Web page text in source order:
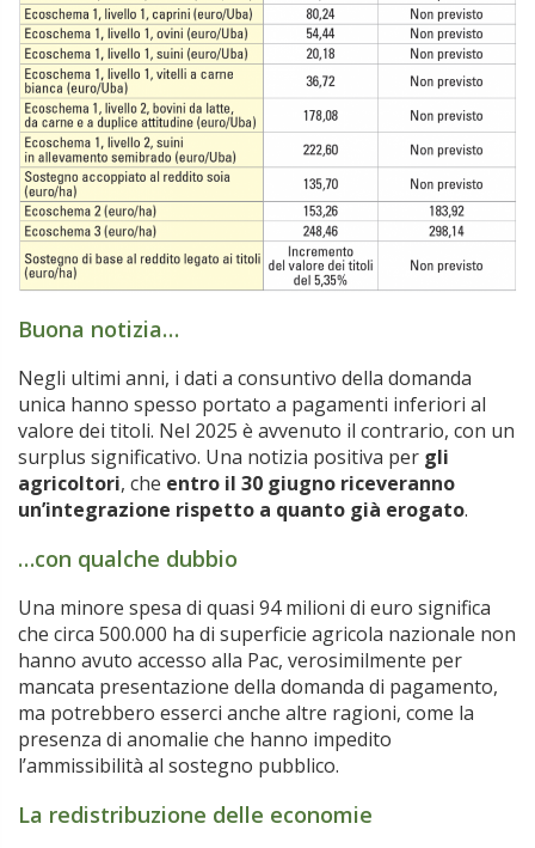
Buona notizia…
Negli ultimi anni, i dati a consuntivo della domanda
unica hanno spesso portato a pagamenti inferiori al
valore dei titoli. Nel 2025 è avvenuto il contrario, con un
surplus significativo. Una notizia positiva per gli
agricoltori, che entro il 30 giugno riceveranno
un’integrazione rispetto a quanto già erogato.
…con qualche dubbio
Una minore spesa di quasi 94 milioni di euro significa
che circa 500.000 ha di superficie agricola nazionale non
hanno avuto accesso alla Pac, verosimilmente per
mancata presentazione della domanda di pagamento,
ma potrebbero esserci anche altre ragioni, come la
presenza di anomalie che hanno impedito
l’ammissibilità al sostegno pubblico.
La redistribuzione delle economie